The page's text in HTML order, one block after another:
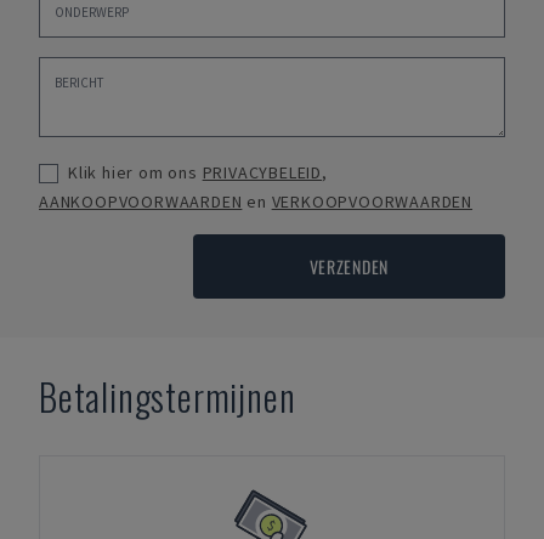
Klik hier om ons PRIVACYBELEID,
AANKOOPVOORWAARDEN en VERKOOPVOORWAARDEN
VERZENDEN
Betalingstermijnen